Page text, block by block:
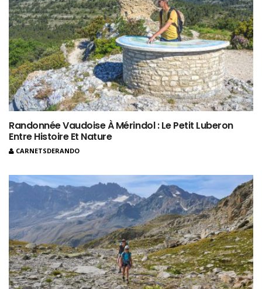
Randonnée Vaudoise À Mérindol : Le Petit Luberon
Entre Histoire Et Nature
CARNETSDERANDO